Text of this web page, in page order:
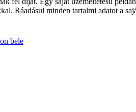
Ráadásul minden tartalmi adatot a
bele